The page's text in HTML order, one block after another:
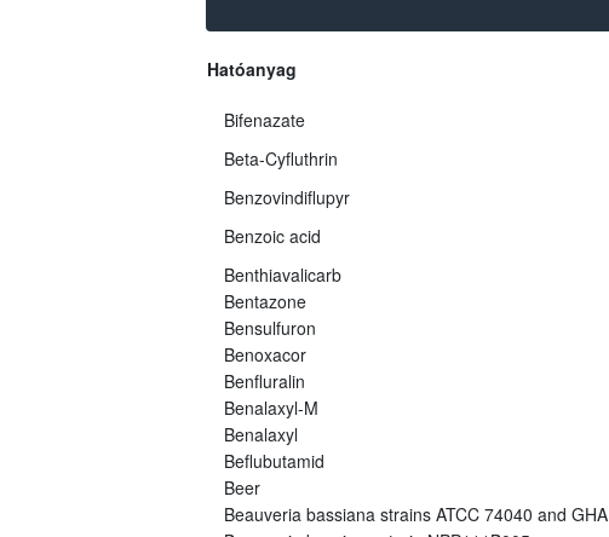
Hatóanyag
Bifenazate
Beta-Cyfluthrin
Benzovindiflupyr
Benzoic acid
Benthiavalicarb
Bentazone
Bensulfuron
Benoxacor
Benfluralin
Benalaxyl-M
Benalaxyl
Beflubutamid
Beer
Beauveria bassiana strains ATCC 74040 and GHA